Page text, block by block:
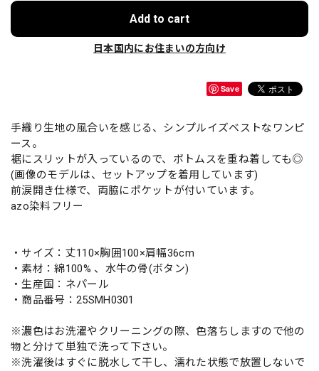
Add to cart
日本国内にお住まいの方向け
Save
手織り生地の風合いを感じる、シンプルイズベストなワンピ
ース。
裾にスリットが入っているので、ボトムスを重ね着しても◎
(画像のモデルは、セットアップを着用しています)
前涙開き仕様で、両脇にポケットが付いています。
azo染料フリー
・サイズ：丈110×胸囲100×肩幅36cm
・素材：綿100% 、水牛の骨(ボタン)
・生産国：ネパール
・商品番号：25SMH0301
※濃色はお洗濯やクリーニングの際、色落ちしますので他の
物と分けて単独で洗って下さい。
※洗濯後はすぐに脱水して干し、濡れた状態で放置しないで